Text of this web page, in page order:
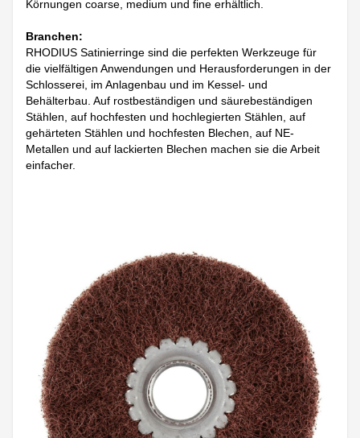
Körnungen coarse, medium und fine erhältlich.
Branchen:
RHODIUS Satinierringe sind die perfekten Werkzeuge für
die vielfältigen Anwendungen und Herausforderungen in der
Schlosserei, im Anlagenbau und im Kessel- und
Behälterbau. Auf rostbeständigen und säurebeständigen
Stählen, auf hochfesten und hochlegierten Stählen, auf
gehärteten Stählen und hochfesten Blechen, auf NE-
Metallen und auf lackierten Blechen machen sie die Arbeit
einfacher.